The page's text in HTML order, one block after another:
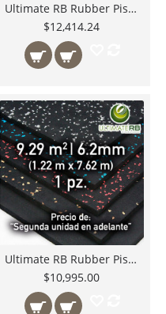
Ultimate RB Rubber Piso de Hule para Gimnasio en Rollo de 25' X 4' 1/4" ( 7.62mts X 1.22mts. 9.29m2 a 6.4mm de Espesor) 30K48*002500
$12,414.24
Ultimate RB Rubber Piso de Hule para Gimnasio en Rollo de 25' X 4' 1/4" ( 7.62mts X 1.22mts. 9.29m2 a 6.4mm de Espesor) 30K48*002500 Precio 2do rollo en adelante
$10,995.00